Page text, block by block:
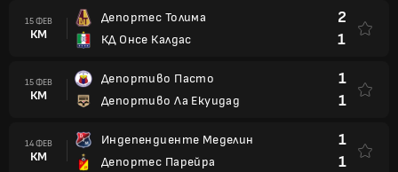
15 ФЕВ
КМ
Депортес Толима
КД Онсе Калдас
2
1
15 ФЕВ
КМ
Депортиво Пасто
Депортиво Ла Екуидад
1
1
14 ФЕВ
КМ
Индепендиенте Меделин
Депортес Парейра
1
1